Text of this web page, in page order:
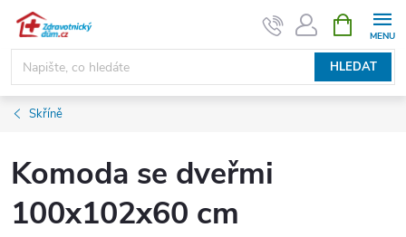
Přejít
obsah
HLEDAT
NÁKUPNÍ
KOŠÍK
Skříně
Komoda se dveřmi
100x102x60 cm